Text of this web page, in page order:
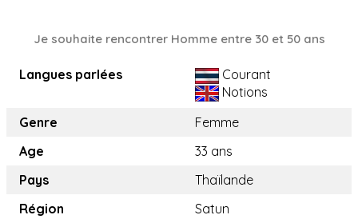
Je souhaite rencontrer Homme entre 30 et 50 ans
Langues parlées
Courant
Notions
Genre
Femme
Age
33 ans
Pays
Thaïlande
Région
Satun